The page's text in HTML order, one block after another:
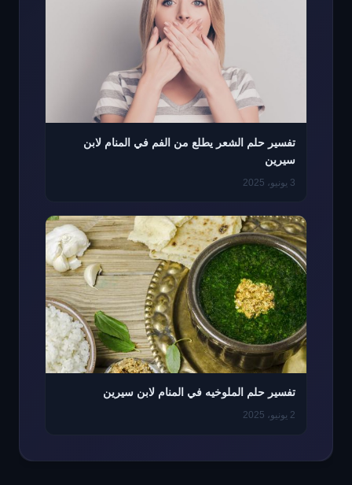
تفسير حلم الشعر يطلع من الفم في المنام لابن
سيرين
3 يونيو، 2025
تفسير حلم الملوخيه في المنام لابن سيرين
2 يونيو، 2025